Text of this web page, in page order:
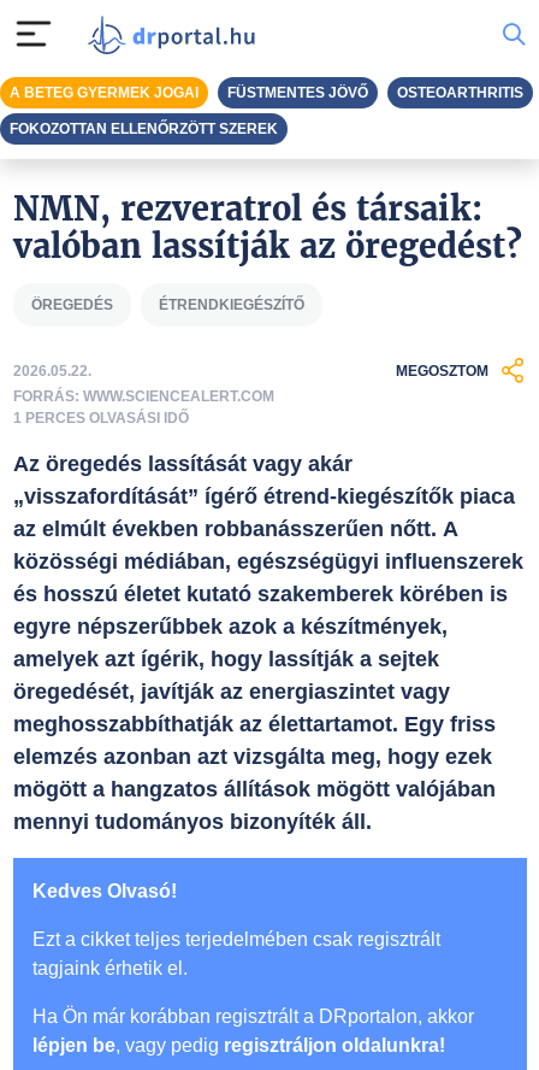
NMN, rezveratrol és társaik:
valóban lassítják az öregedést?
ÖREGEDÉS ÉTRENDKIEGÉSZÍTŐ
2026.05.22.
FORRÁS: WWW.SCIENCEALERT.COM
1 PERCES OLVASÁSI IDŐ
MEGOSZTOM
Az öregedés lassítását vagy akár
„visszafordítását” ígérő étrend-kiegészítők piaca
az elmúlt években robbanásszerűen nőtt. A
közösségi médiában, egészségügyi influenszerek
és hosszú életet kutató szakemberek körében is
egyre népszerűbbek azok a készítmények,
amelyek azt ígérik, hogy lassítják a sejtek
öregedését, javítják az energiaszintet vagy
meghosszabbíthatják az élettartamot. Egy friss
elemzés azonban azt vizsgálta meg, hogy ezek
mögött a hangzatos állítások mögött valójában
mennyi tudományos bizonyíték áll.
Kedves Olvasó!
Ezt a cikket teljes terjedelmében csak regisztrált
tagjaink érhetik el.
Ha Ön már korábban regisztrált a DRportalon, akkor
lépjen be, vagy pedig regisztráljon oldalunkra!
A BETEG GYERMEK JOGAI FÜSTMENTES JÖVŐ OSTEOARTHRITIS
FOKOZOTTAN ELLENŐRZÖTT SZEREK